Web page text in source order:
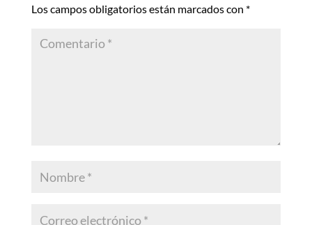
Los campos obligatorios están marcados con *